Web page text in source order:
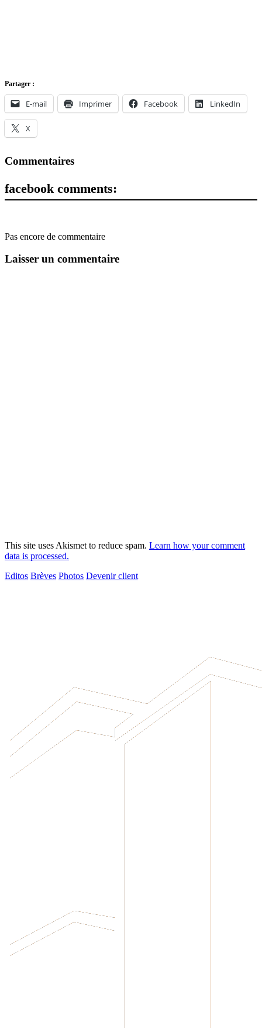
Partager :
E-mail Imprimer Facebook LinkedIn
X
Commentaires
facebook comments:
Pas encore de commentaire
Laisser un commentaire
This site uses Akismet to reduce spam. Learn how your comment
data is processed.
Editos Brèves Photos Devenir client